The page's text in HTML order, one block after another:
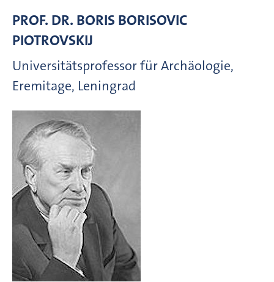
PROF. DR. BORIS BORISOVIC
PIOTROVSKIJ
Universitätsprofessor für Archäologie,
Eremitage, Leningrad